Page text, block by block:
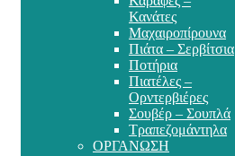
Κανάτες
Μαχαιροπίρουνα
Πιάτα – Σερβίτσια
Ποτήρια
Πιατέλες –
Ορντερβιέρες
Σουβέρ – Σουπλά
Τραπεζομάντηλα
ΟΡΓΑΝΩΣΗ